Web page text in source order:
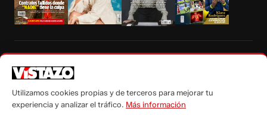
autorización escrita de su titular, de todos los contenidos de Vistazo.com.
Utilizamos cookies propias y de terceros para mejorar tu
experiencia y analizar el tráfico. Más información